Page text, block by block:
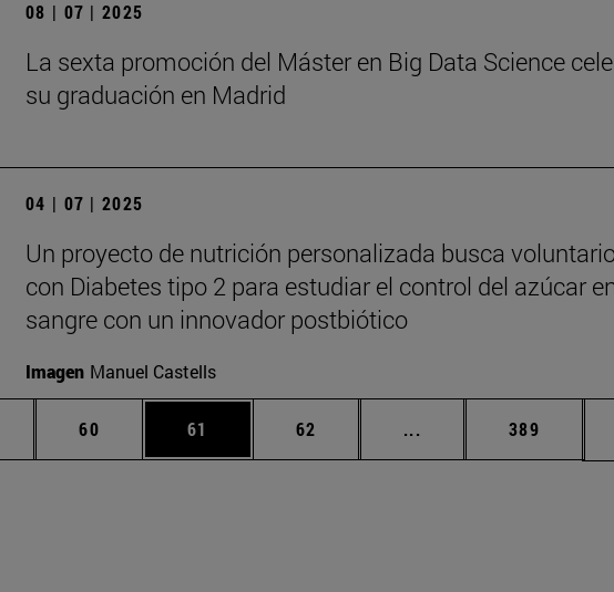
08 | 07 | 2025
La sexta promoción del Máster en Big Data Science
su graduación en Madrid
04 | 07 | 2025
Un proyecto de nutrición personalizada busca
con Diabetes tipo 2 para estudiar el control del azúcar
sangre con un innovador postbiótico
Imagen Manuel Castells
Páginas intermedias Use TAB para desplazarse.
Página
60 Página
61 Página
62 ... Páginas intermedias
Página
389